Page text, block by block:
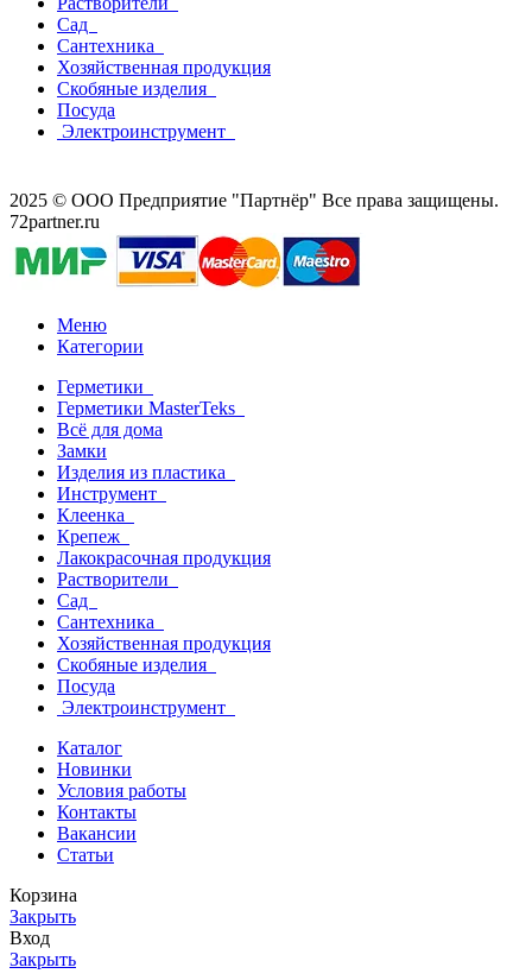
Сад
Сантехника
Хозяйственная продукция
Скобяные изделия
Посуда
Электроинструмент
2025 © ООО Предприятие "Партнёр" Все права защищены.
72partner.ru
Меню
Категории
Герметики
Герметики MasterTeks
Всё для дома
Замки
Изделия из пластика
Инструмент
Клеенка
Крепеж
Лакокрасочная продукция
Растворители
Сад
Сантехника
Хозяйственная продукция
Скобяные изделия
Посуда
Электроинструмент
Каталог
Новинки
Условия работы
Контакты
Вакансии
Статьи
Корзина
Закрыть
Вход
Закрыть